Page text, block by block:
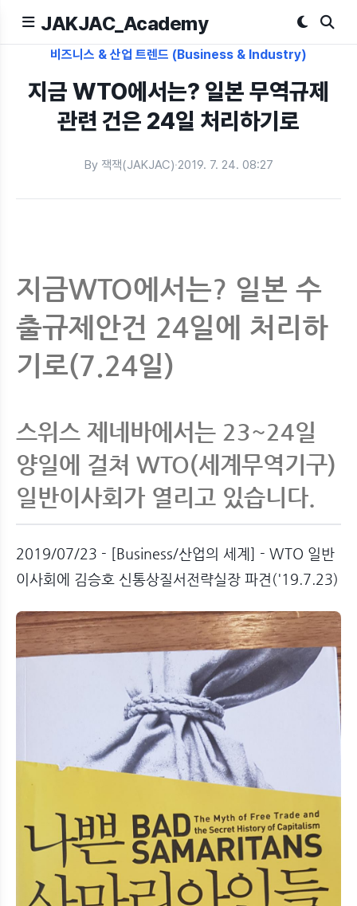
JAKJAC_Academy
비즈니스 & 산업 트렌드 (Business & Industry)
지금 WTO에서는? 일본 무역규제
관련 건은 24일 처리하기로
By 잭잭(JAKJAC)·2019. 7. 24. 08:27
지금WTO에서는? 일본 수
출규제안건 24일에 처리하
기로(7.24일)
스위스 제네바에서는 23~24일
양일에 걸쳐 WTO(세계무역기구)
일반이사회가 열리고 있습니다.
2019/07/23 - [Business/산업의 세계] - WTO 일반
이사회에 김승호 신통상질서전략실장 파견('19.7.23)